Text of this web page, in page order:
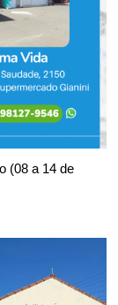
(08 a 14 de